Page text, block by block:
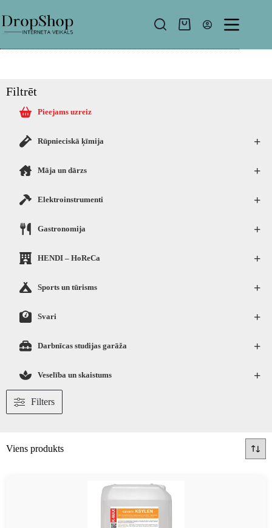
Filtrēt
Pieejams uzreiz
+
Rūpnieciskā ķīmija
+
Māja un dārzs
+
Elektroinstrumenti
+
Gastronomija
+
HENDI – HoReCa
+
Sports un tūrisms
+
Svari
+
Darbnīcas studijas garāža
+
Veselība un skaistums
Filters
Viens produkts